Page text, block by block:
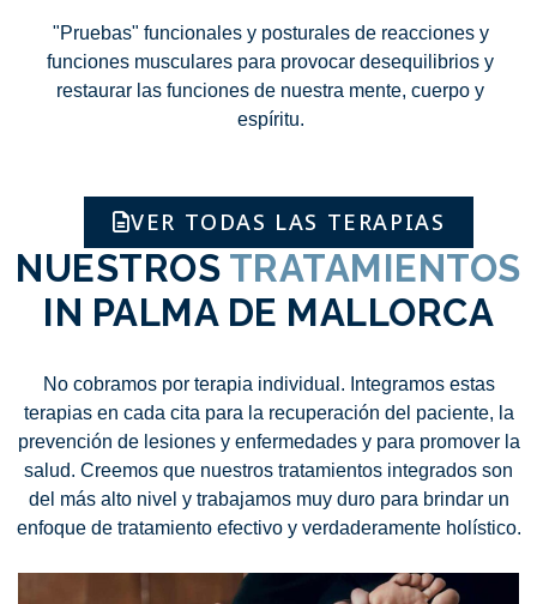
"Pruebas" funcionales y posturales de reacciones y
funciones musculares para provocar desequilibrios y
restaurar las funciones de nuestra mente, cuerpo y
espíritu.
VER TODAS LAS TERAPIAS
NUESTROS TRATAMIENTOS
IN PALMA DE MALLORCA
No cobramos por terapia individual. Integramos estas
terapias en cada cita para la recuperación del paciente, la
prevención de lesiones y enfermedades y para promover la
salud. Creemos que nuestros tratamientos integrados son
del más alto nivel y trabajamos muy duro para brindar un
enfoque de tratamiento efectivo y verdaderamente holístico.